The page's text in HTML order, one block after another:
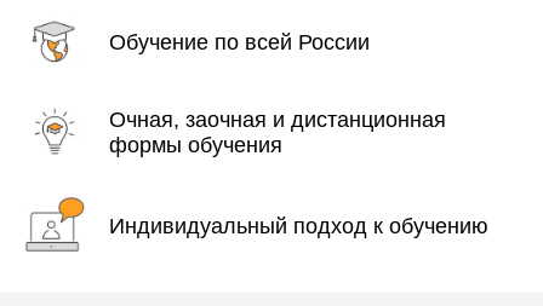
Обучение по всей России
Очная, заочная и дистанционная
формы обучения
Индивидуальный подход к обучению